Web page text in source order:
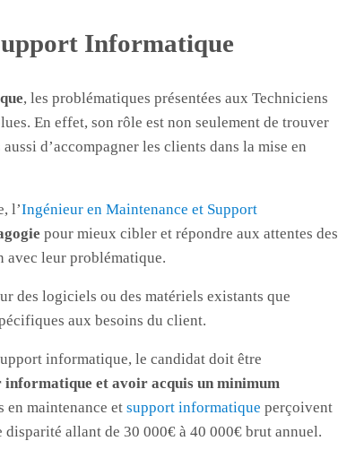
Informatique
, les problématiques présentées aux Techniciens
En effet, son rôle est non seulement de trouver
d’accompagner les clients dans la mise en
l’Ingénieur en Maintenance et Support
pour mieux cibler et répondre aux attentes des
avec leur problématique.
des logiciels ou des matériels existants que
aux besoins du client.
informatique, le candidat doit être
informatique et avoir acquis un minimum
en maintenance et support informatique perçoivent
allant de 30 000€ à 40 000€ brut annuel.